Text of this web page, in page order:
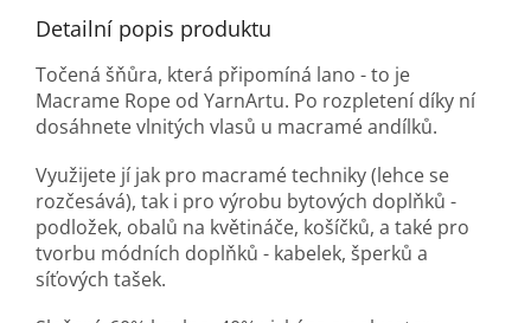
Detailní popis produktu
Točená šňůra, která připomíná lano - to je
Macrame Rope od YarnArtu. Po rozpletení díky ní
dosáhnete vlnitých vlasů u macramé andílků.
Využijete jí jak pro macramé techniky (lehce se
rozčesává), tak i pro výrobu bytových doplňků -
podložek, obalů na květináče, košíčků, a také pro
tvorbu módních doplňků - kabelek, šperků a
síťových tašek.